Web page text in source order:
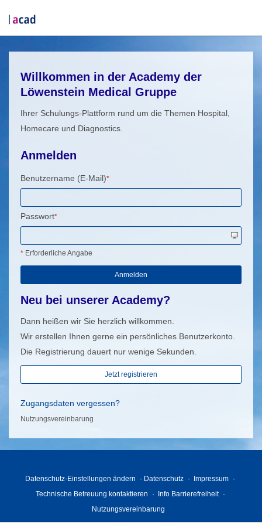
Willkommen in der Academy der
Löwenstein Medical Gruppe
Ihrer Schulungs-Plattform rund um die Themen Hospital,
Homecare und Diagnostics.
Anmelden
Benutzername (E-Mail)*
Passwort*
* Erforderliche Angabe
Anmelden
Neu bei unserer Academy?
Dann heißen wir Sie herzlich willkommen.
Wir erstellen Ihnen gerne ein persönliches Benutzerkonto.
Die Registrierung dauert nur wenige Sekunden.
Jetzt registrieren
Zugangsdaten vergessen?
Nutzungsvereinbarung
Datenschutz-Einstellungen ändern Datenschutz
Impressum
Technische Betreuung kontaktieren
Info Barrierefreiheit
Nutzungsvereinbarung